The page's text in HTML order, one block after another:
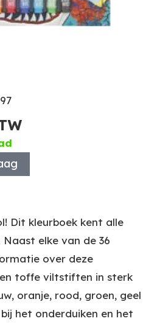
Dit kleurboek kent alle
elke van de 36
over deze
toffe viltstiften in sterk
oranje, rood, groen, geel
het onderduiken en het